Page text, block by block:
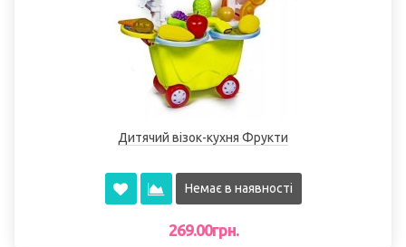
Дитячий візок-кухня Фрукти
Немає в наявності
269.00грн.